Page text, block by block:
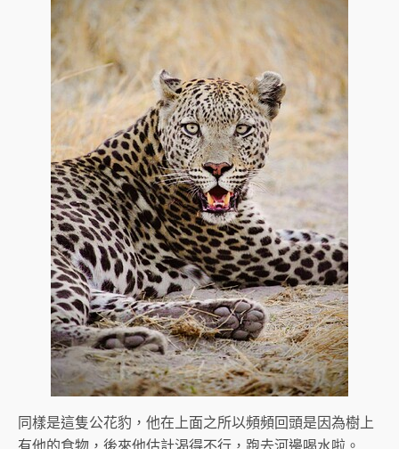
同樣是這隻公花豹，他在上面之所以頻頻回頭是因為樹上